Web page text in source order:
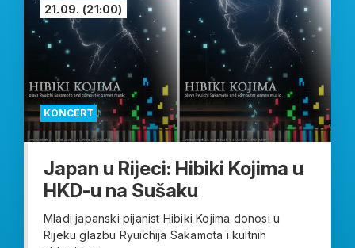
KONCERT
21.09. (21:00)
Japan u Rijeci: Hibiki Kojima u
HKD-u na Sušaku
Mladi japanski pijanist Hibiki Kojima donosi u
Rijeku glazbu Ryuichija Sakamota i kultnih